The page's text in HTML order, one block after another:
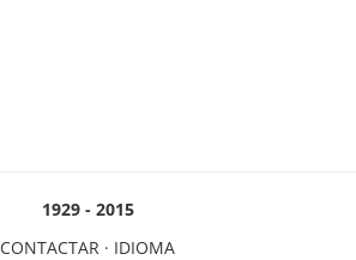
1929 - 2015
CONTACTAR · IDIOMA